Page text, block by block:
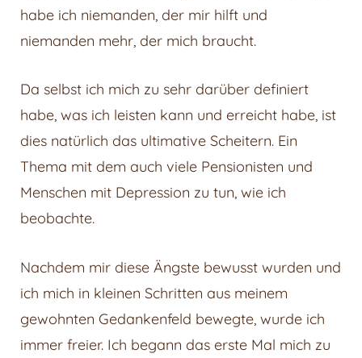
habe ich niemanden, der mir hilft und
niemanden mehr, der mich braucht.
Da selbst ich mich zu sehr darüber definiert
habe, was ich leisten kann und erreicht habe, ist
dies natürlich das ultimative Scheitern. Ein
Thema mit dem auch viele Pensionisten und
Menschen mit Depression zu tun, wie ich
beobachte.
Nachdem mir diese Ängste bewusst wurden und
ich mich in kleinen Schritten aus meinem
gewohnten Gedankenfeld bewegte, wurde ich
immer freier. Ich begann das erste Mal mich zu